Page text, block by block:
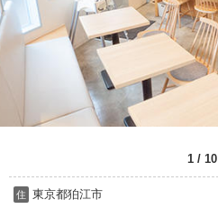
1/ 10
住 東京都狛江市